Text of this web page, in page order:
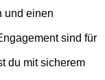
und einen
sind für
du mit sicherem